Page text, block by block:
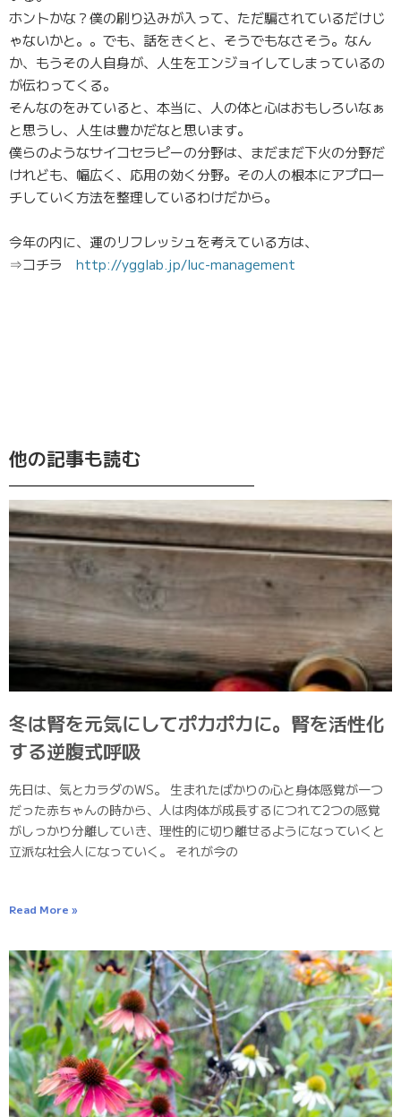
ホントかな？僕の刷り込みが入って、ただ騙されているだけじ
ゃないかと。。でも、話をきくと、そうでもなさそう。なん
か、もうその人自身が、人生をエンジョイしてしまっているの
が伝わってくる。
そんなのをみていると、本当に、人の体と心はおもしろいなぁ
と思うし、人生は豊かだなと思います。
僕らのようなサイコセラピーの分野は、まだまだ下火の分野だ
けれども、幅広く、応用の効く分野。その人の根本にアプロー
チしていく方法を整理しているわけだから。
今年の内に、運のリフレッシュを考えている方は、
⇒コチラ http://ygglab.jp/luc-management
他の記事も読む
冬は腎を元気にしてポカポカに。腎を活性化
する逆腹式呼吸
先日は、気とカラダのWS。 生まれたばかりの心と身体感覚が一つ
だった赤ちゃんの時から、人は肉体が成長するにつれて2つの感覚
がしっかり分離していき、理性的に切り離せるようになっていくと
立派な社会人になっていく。 それが今の
Read More »